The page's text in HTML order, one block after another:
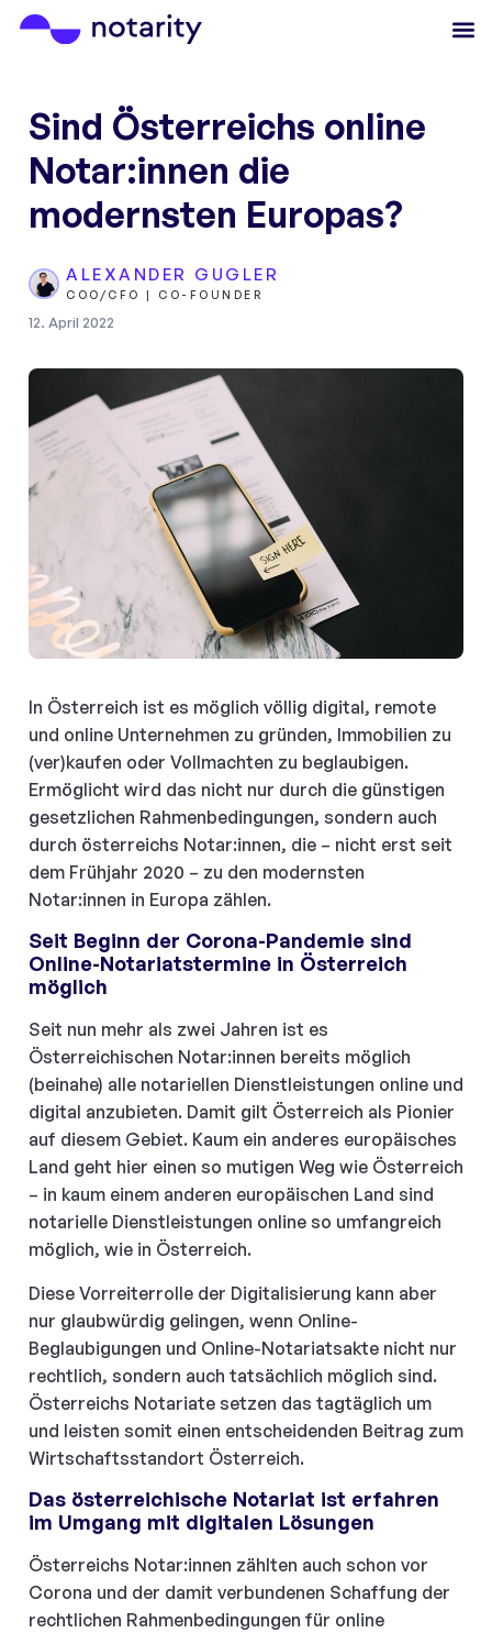
Sind Österreichs online
Notar:innen die
modernsten Europas?
ALEXANDER GUGLER
COO/CFO | CO-FOUNDER
12. April 2022
In Österreich ist es möglich völlig digital, remote
und online Unternehmen zu gründen, Immobilien zu
(ver)kaufen oder Vollmachten zu beglaubigen.
Ermöglicht wird das nicht nur durch die günstigen
gesetzlichen Rahmenbedingungen, sondern auch
durch österreichs Notar:innen, die – nicht erst seit
dem Frühjahr 2020 – zu den modernsten
Notar:innen in Europa zählen.
Seit Beginn der Corona-Pandemie sind
Online-Notariatstermine in Österreich
möglich
Seit nun mehr als zwei Jahren ist es
Österreichischen Notar:innen bereits möglich
(beinahe) alle notariellen Dienstleistungen online und
digital anzubieten. Damit gilt Österreich als Pionier
auf diesem Gebiet. Kaum ein anderes europäisches
Land geht hier einen so mutigen Weg wie Österreich
– in kaum einem anderen europäischen Land sind
notarielle Dienstleistungen online so umfangreich
möglich, wie in Österreich.
Diese Vorreiterrolle der Digitalisierung kann aber
nur glaubwürdig gelingen, wenn Online-
Beglaubigungen und Online-Notariatsakte nicht nur
rechtlich, sondern auch tatsächlich möglich sind.
Österreichs Notariate setzen das tagtäglich um
und leisten somit einen entscheidenden Beitrag zum
Wirtschaftsstandort Österreich.
Das österreichische Notariat ist erfahren
im Umgang mit digitalen Lösungen
Österreichs Notar:innen zählten auch schon vor
Corona und der damit verbundenen Schaffung der
rechtlichen Rahmenbedingungen für online